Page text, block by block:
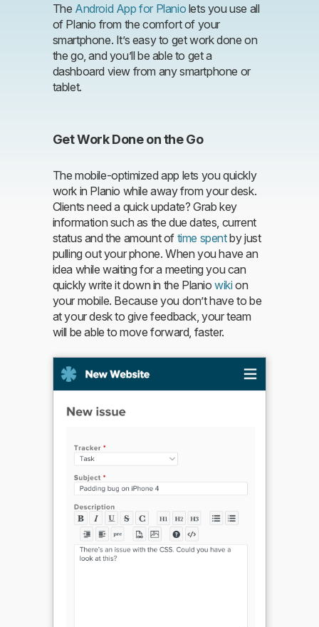
The Android App for Planio lets you use all
of Planio from the comfort of your
smartphone. It’s easy to get work done on
the go, and you’ll be able to get a
dashboard view from any smartphone or
tablet.
Get Work Done on the Go
The mobile-optimized app lets you quickly
work in Planio while away from your desk.
Clients need a quick update? Grab key
information such as the due dates, current
status and the amount of time spentby just
pulling out your phone. When you have an
idea while waiting for a meeting you can
quickly write it down in the Planiowikion
your mobile. Because you don’t have to be
at your desk to give feedback, your team
will be able to move forward, faster.